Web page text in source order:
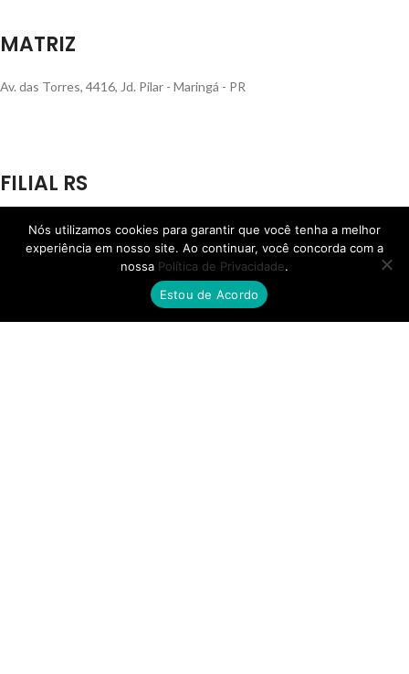
MATRIZ
Av. das Torres, 4416, Jd. Pilar - Maringá - PR
FILIAL RS
Rua Henrique Rech, 560, Bairro Sanvitto - Caxias do Sul - RS
FILIAL SP
Nós utilizamos cookies para garantir que você tenha a melhor
experiência em nosso site. Ao continuar, você concorda com a
nossa Política de Privacidade.
Estou de Acordo